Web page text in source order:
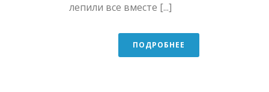
лепили все вместе [...]
ПОДРОБНЕЕ